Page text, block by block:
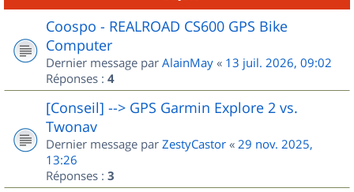
Coospo - REALROAD CS600 GPS Bike
Computer
Dernier message par AlainMay « 13 juil. 2026, 09:02
Réponses : 4
[Conseil] --> GPS Garmin Explore 2 vs.
Twonav
Dernier message par ZestyCastor « 29 nov. 2025,
13:26
Réponses : 3